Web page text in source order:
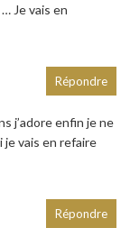
Je vais en
j’adore enfin je ne
je vais en refaire
Répondre
Répondre